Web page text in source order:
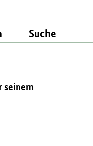
Suche
seinem